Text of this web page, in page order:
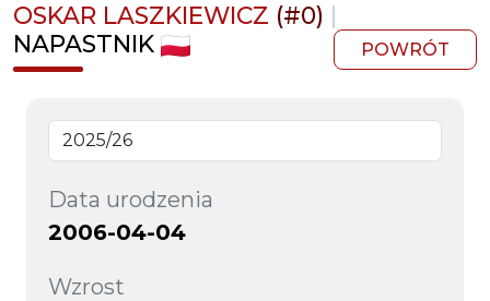
OSKAR LASZKIEWICZ (#0) |
NAPASTNIK
POWRÓT
Data urodzenia
2006-04-04
Wzrost